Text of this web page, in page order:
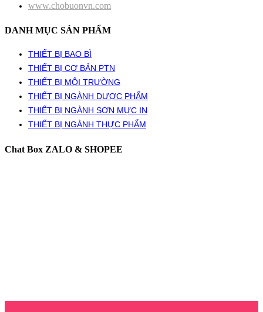
www.chobuonvn.com
DANH MỤC SẢN PHẨM
THIẾT BỊ BAO BÌ
THIẾT BỊ CƠ BẢN PTN
THIẾT BỊ MÔI TRƯỜNG
THIẾT BỊ NGÀNH DƯỢC PHẨM
THIẾT BỊ NGÀNH SƠN MỰC IN
THIẾT BỊ NGÀNH THỰC PHẨM
Chat Box ZALO & SHOPEE